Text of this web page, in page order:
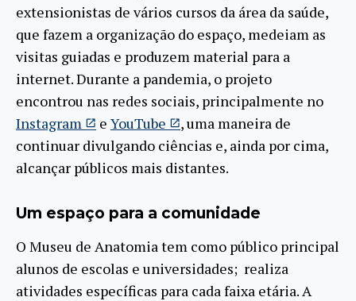
extensionistas de vários cursos da área da saúde,
que fazem a organização do espaço, medeiam as
visitas guiadas e produzem material para a
internet. Durante a pandemia, o projeto
encontrou nas redes sociais, principalmente no
Instagram
e YouTube
, uma maneira de
continuar divulgando ciências e, ainda por cima,
alcançar públicos mais distantes.
Um espaço para a comunidade
O Museu de Anatomia tem como público principal
alunos de escolas e universidades; realiza
atividades específicas para cada faixa etária. A